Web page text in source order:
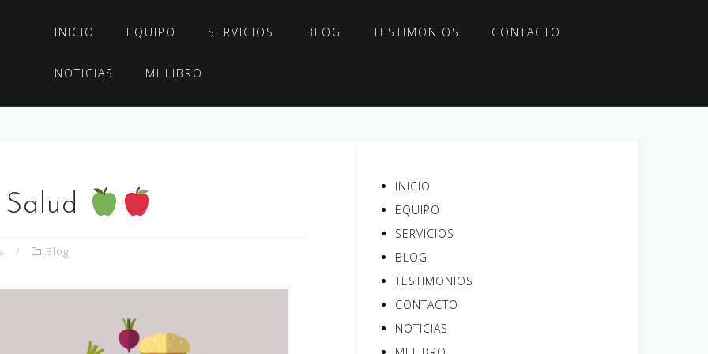
INICIO EQUIPO SERVICIOS BLOG TESTIMONIOS CONTACTO
NOTICIAS MI LIBRO
Blog
INICIO
EQUIPO
SERVICIOS
BLOG
TESTIMONIOS
CONTACTO
NOTICIAS